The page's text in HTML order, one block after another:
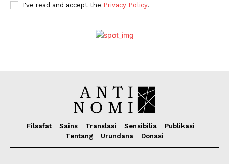
I've read and accept the Privacy Policy.
Filsafat Sains Translasi Sensibilia
Publikasi
Tentang
Urundana Donasi